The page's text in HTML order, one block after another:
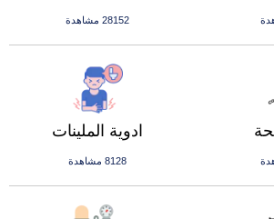
28152 مشاهدة
ادوية الملينات
8128 مشاهدة